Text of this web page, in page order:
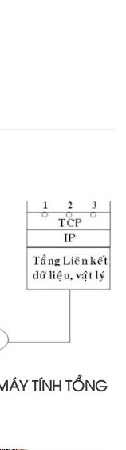
TÍNH TỔNG